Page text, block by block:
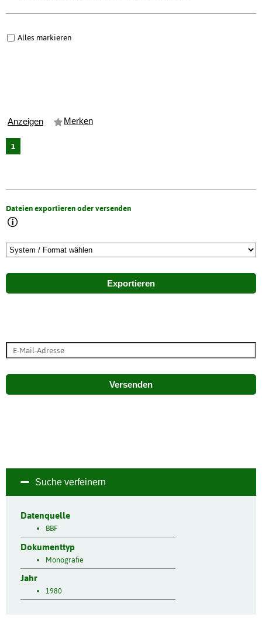
Alles markieren
Anzeigen Merken
1
Dateien exportieren oder versenden
Exportieren
Versenden
Suche verfeinern
Datenquelle
BBF
Dokumenttyp
Monografie
Jahr
1980